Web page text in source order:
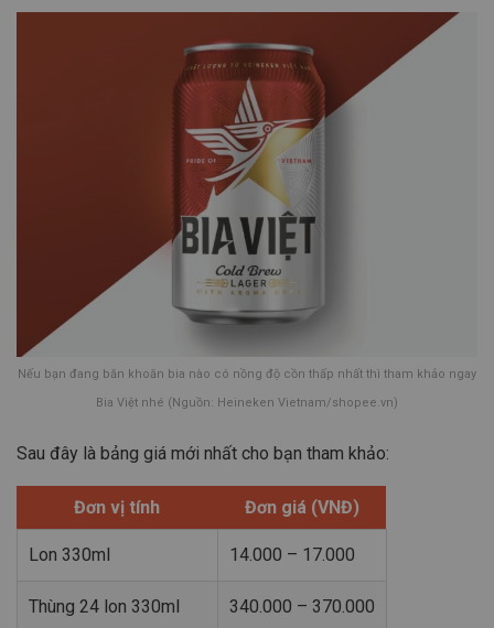
Nếu bạn đang băn khoăn bia nào có nồng độ cồn thấp nhất thì tham khảo ngay
Bia Việt nhé (Nguồn: Heineken Vietnam/shopee.vn)
Sau đây là bảng giá mới nhất cho bạn tham khảo:
Đơn vị tính Đơn giá (VNĐ)
Lon 330ml 14.000 – 17.000
Thùng 24 lon 330ml 340.000 – 370.000